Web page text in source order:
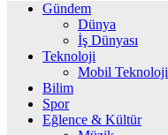
Gündem
Dünya
İş Dünyası
Teknoloji
Mobil Teknoloji
Bilim
Spor
Eğlence & Kültür